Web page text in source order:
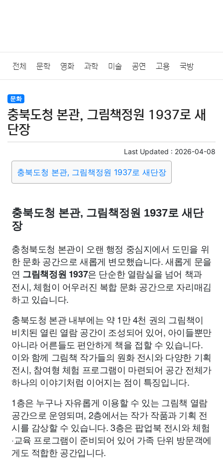
전체 문학 영화 과학 미술 공연 고용 국방
법률
질병 가요 방송 일상 주식 암호화폐 블록체인
미용 증권 인테리어
요리 상품리뷰 원예 금융 게임 스포츠
종교
부동산 외국어 교육 교통 생활 기타
문화
충북도청 본관, 그림책정원 1937로 새
단장
Last Updated : 2026-04-08
충북도청 본관, 그림책정원 1937로 새단장
충북도청 본관, 그림책정원 1937로 새단
장
충청북도청 본관이 오랜 행정 중심지에서 도민을 위
한 문화 공간으로 새롭게 변모했습니다. 새롭게 문을
연 그림책정원 1937은 단순한 열람실을 넘어 책과
전시, 체험이 어우러진 복합 문화 공간으로 자리매김
하고 있습니다.
충북도청 본관 내부에는 약 1만 4천 권의 그림책이
비치된 열린 열람 공간이 조성되어 있어, 아이들뿐만
아니라 어른들도 편안하게 책을 접할 수 있습니다.
이와 함께 그림책 작가들의 원화 전시와 다양한 기획
전시, 참여형 체험 프로그램이 마련되어 공간 전체가
하나의 이야기처럼 이어지는 점이 특징입니다.
1층은 누구나 자유롭게 이용할 수 있는 그림책 열람
공간으로 운영되며, 2층에서는 작가 작품과 기획 전
시를 감상할 수 있습니다. 3층은 팝업북 전시와 체험
·교육 프로그램이 준비되어 있어 가족 단위 방문객에
게도 적합한 공간입니다.